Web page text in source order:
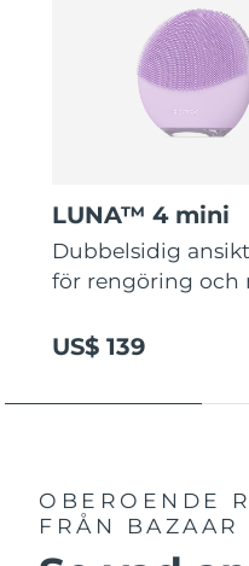
LUNA™ 4 mini
Dubbelsidig
för rengöring och
US$ 139
OBEROENDE
FRÅN BAZAAR